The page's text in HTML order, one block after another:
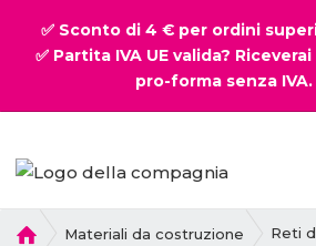
✅ Sconto di 4 € per ordini
✅ Partita IVA UE valida?
pro-forma senza IVA.
Materiali da costruzione Reti